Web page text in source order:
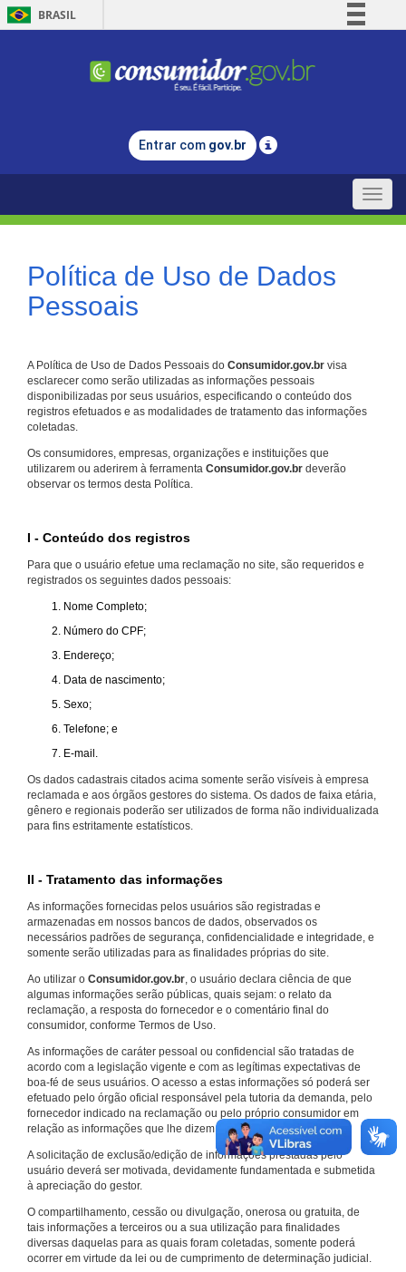
BRASIL
Comunica BR
Legislação
Entrar com gov.br
Toggle
Política de Uso de Dados
Pessoais
A Política de Uso de Dados Pessoais do Consumidor.gov.br visa
esclarecer como serão utilizadas as informações pessoais
disponibilizadas por seus usuários, especificando o conteúdo dos
registros efetuados e as modalidades de tratamento das informações
coletadas.
Os consumidores, empresas, organizações e instituições que
utilizarem ou aderirem à ferramenta Consumidor.gov.br deverão
observar os termos desta Política.
I - Conteúdo dos registros
Para que o usuário efetue uma reclamação no site, são requeridos e
registrados os seguintes dados pessoais:
Nome Completo;
Número do CPF;
Endereço;
Data de nascimento;
Sexo;
Telefone; e
E-mail.
Os dados cadastrais citados acima somente serão visíveis à empresa
reclamada e aos órgãos gestores do sistema. Os dados de faixa etária,
gênero e regionais poderão ser utilizados de forma não individualizada
para fins estritamente estatísticos.
II - Tratamento das informações
As informações fornecidas pelos usuários são registradas e
armazenadas em nossos bancos de dados, observados os
necessários padrões de segurança, confidencialidade e integridade, e
somente serão utilizadas para as finalidades próprias do site.
Ao utilizar o Consumidor.gov.br, o usuário declara ciência de que
algumas informações serão públicas, quais sejam: o relato da
reclamação, a resposta do fornecedor e o comentário final do
consumidor, conforme Termos de Uso.
As informações de caráter pessoal ou confidencial são tratadas de
acordo com a legislação vigente e com as legítimas expectativas de
boa-fé de seus usuários. O acesso a estas informações só poderá ser
efetuado pelo órgão oficial responsável pela tutoria da demanda, pelo
fornecedor indicado na reclamação ou pelo próprio consumidor em
relação as informações que lhe dizem respeito.
A solicitação de exclusão/edição de informações prestadas pelo
usuário deverá ser motivada, devidamente fundamentada e submetida
à apreciação do gestor.
O compartilhamento, cessão ou divulgação, onerosa ou gratuita, de
tais informações a terceiros ou a sua utilização para finalidades
diversas daquelas para as quais foram coletadas, somente poderá
ocorrer em virtude da lei ou de cumprimento de determinação judicial.